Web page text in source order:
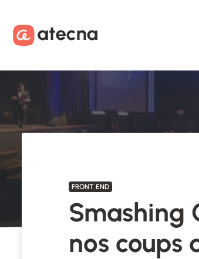
FRONT END
Smashing
nos coups